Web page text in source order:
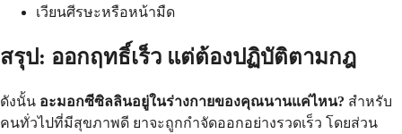
เวียนศีรษะหรือหน้ามืด
สรุป: ออกฤทธิ์เร็ว แต่ต้องปฏิบัติตามกฎ
ดังนั้น อะมอกซีซิลลินอยู่ในร่างกายของคุณนานแค่ไหน? สำหรับ
คนทั่วไปที่มีสุขภาพดี ยาจะถูกกำจัดออกอย่างรวดเร็ว โดยส่วน